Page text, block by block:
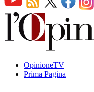
OpinioneTV
Prima Pagina